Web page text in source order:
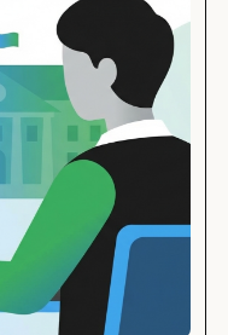
kannst, ohne auf
Lass dich
um frischen